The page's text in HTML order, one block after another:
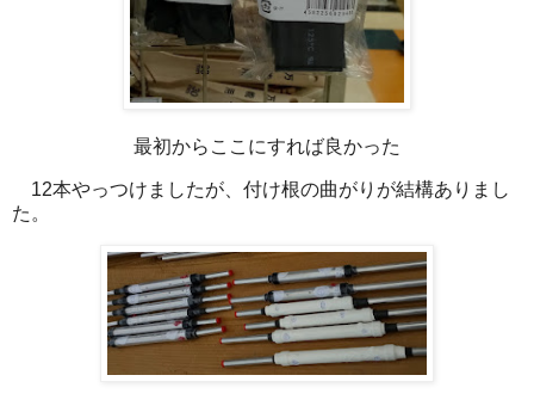
最初からここにすれば良かった
12本やっつけましたが、付け根の曲がりが結構ありまし
た。